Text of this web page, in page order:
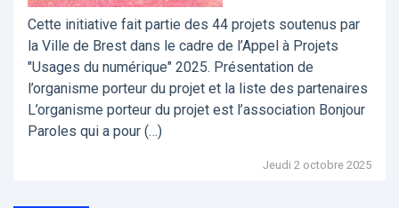
Cette initiative fait partie des 44 projets soutenus par
la Ville de Brest dans le cadre de l’Appel à Projets
"Usages du numérique" 2025. Présentation de
l’organisme porteur du projet et la liste des partenaires
L’organisme porteur du projet est l’association Bonjour
Paroles qui a pour (…)
Jeudi 2 octobre 2025